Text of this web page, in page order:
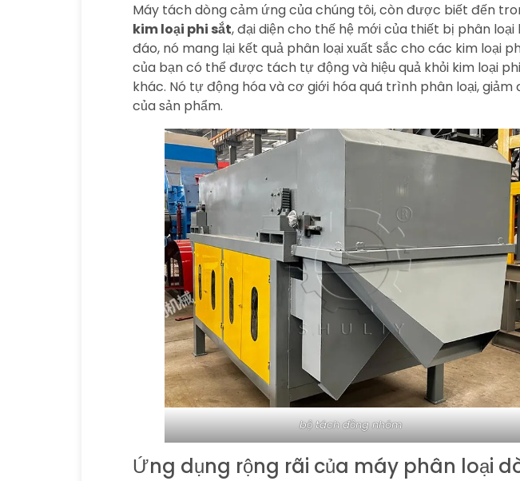
Máy tách dòng cảm ứng của chúng tôi, còn được biết đến
kim loại phi sắt, đại diện cho thế hệ mới của thiết bị phân
đáo, nó mang lại kết quả phân loại xuất sắc cho các kim loại
của bạn có thể được tách tự động và hiệu quả khỏi kim loại
khác. Nó tự động hóa và cơ giới hóa quá trình phân loại,
của sản phẩm.
bộ tách đồng nhôm
Ứng dụng rộng rãi của máy phân loại